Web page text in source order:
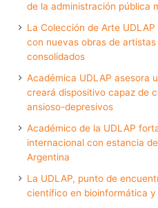
de la administración pública
La Colección de Arte
con nuevas obras de
consolidados
Académica UDLAP asesora
creará dispositivo capaz de
ansioso-depresivos
Académico de la UDLAP
internacional con estancia
Argentina
La UDLAP, punto de
científico en bioinformática y